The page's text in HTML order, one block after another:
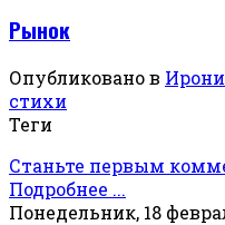
Рынок
Опубликовано в
стихи
Теги
Станьте первым
Подробнее ...
Понедельник, 18